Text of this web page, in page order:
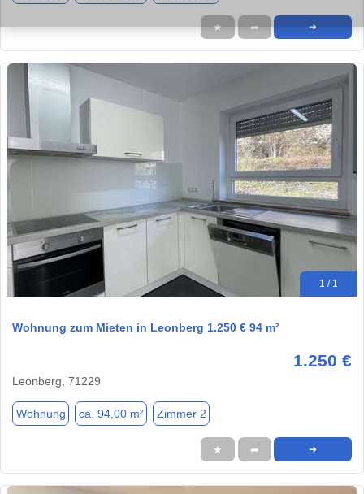
★ ➦ ➜
1 / 1
Wohnung zum Mieten in Leonberg 1.250 € 94 m²
1.250 €
Leonberg, 71229
Wohnung ca. 94,00 m² Zimmer 2
★ ➦ ➜